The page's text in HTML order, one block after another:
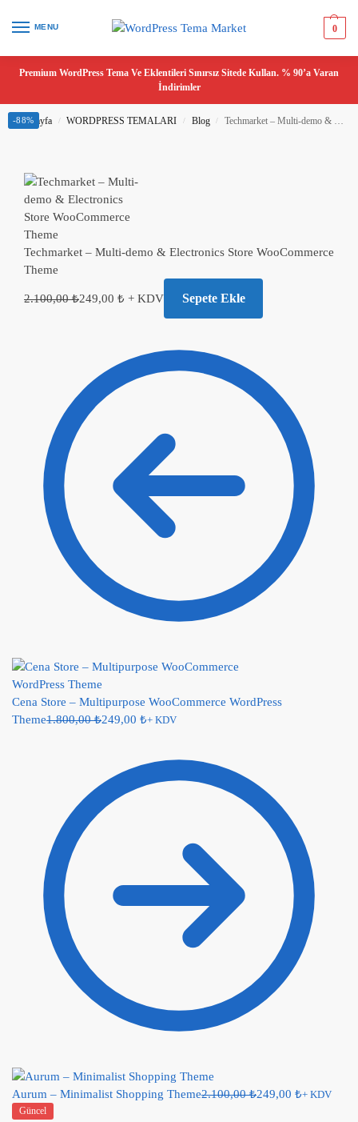
MENU 0
Premium WordPress Tema Ve Eklentileri Sınırsız Sitede Kullan. % 90’a Varan
İndirimler
Ana Sayfa / WORDPRESS TEMALARI / Blog / Techmarket – Multi-demo & Electronics Store WooCommerce Theme
Techmarket – Multi-demo & Electronics Store WooCommerce
Theme
2.100,00₺249,00 ₺ + KDV Sepete Ekle
Cena Store – Multipurpose WooCommerce WordPress
Theme1.800,00₺249,00 ₺+ KDV
Aurum – Minimalist Shopping Theme2.100,00₺249,00 ₺+ KDV
Güncel
-88%